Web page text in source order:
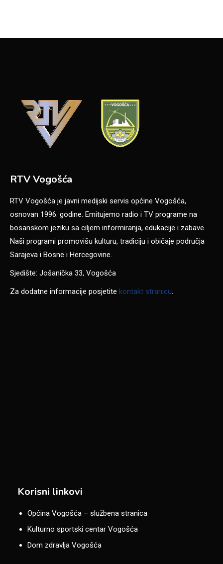
RTV Vogošća
RTV Vogošća je javni medijski servis općine Vogošća,
osnovan 1996. godine. Emitujemo radio i TV programe na
bosanskom jeziku sa ciljem informiranja, edukacije i zabave.
Naši programi promovišu kulturu, tradiciju i običaje područja
Sarajeva i Bosne i Hercegovine.
Sjedište: Jošanička 33, Vogošća
Za dodatne informacije posjetite kontakt stranicu.
Korisni linkovi
Općina Vogošća – službena stranica
Kulturno sportski centar Vogošća
Dom zdravlja Vogošća